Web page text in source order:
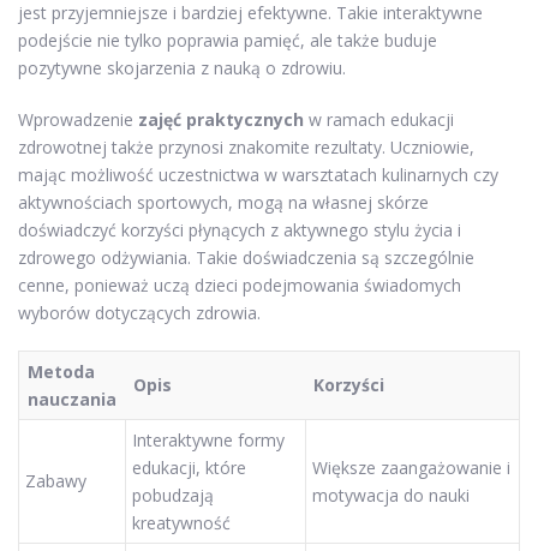
jest przyjemniejsze i bardziej efektywne. Takie interaktywne
podejście nie tylko poprawia pamięć, ale także buduje
pozytywne skojarzenia z nauką o zdrowiu.
Wprowadzenie zajęć praktycznych w ramach edukacji
zdrowotnej także przynosi znakomite rezultaty. Uczniowie,
mając możliwość uczestnictwa w warsztatach kulinarnych czy
aktywnościach sportowych, mogą na własnej skórze
doświadczyć korzyści płynących z aktywnego stylu życia i
zdrowego odżywiania. Takie doświadczenia są szczególnie
cenne, ponieważ uczą dzieci podejmowania świadomych
wyborów dotyczących zdrowia.
Metoda
nauczania
Opis Korzyści
Zabawy
Interaktywne formy
edukacji, które
pobudzają
kreatywność
Większe zaangażowanie i
motywacja do nauki